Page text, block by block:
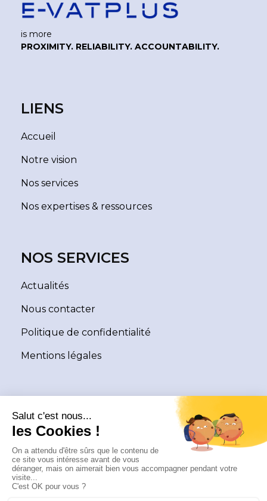
is more
PROXIMITY. RELIABILITY. ACCOUNTABILITY.
LIENS
Accueil
Notre vision
Nos services
Nos expertises & ressources
NOS SERVICES
Actualités
Nous contacter
Politique de confidentialité
Mentions légales
L’actualité de la TVA et ses évolutions dans le monde
synthétisées et expliquées pour vous.